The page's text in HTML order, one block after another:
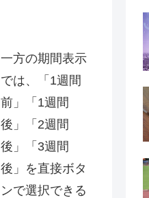
一方の期間表示
では、「1週間
前」「1週間
後」「2週間
後」「3週間
後」を直接ボタ
ンで選択できる